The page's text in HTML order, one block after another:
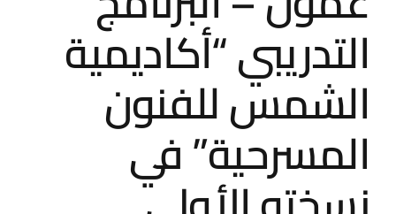
التدريبي “أكاديمية
الشمس للفنون
المسرحية” في